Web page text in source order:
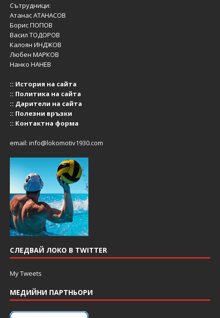
Сътрудници:
Атанас АТАНАСОВ
Борис ПОПОВ
Васил ТОДОРОВ
Калоян ИНДЖОВ
Любен МАРКОВ
Нанко НАНЕВ
:: История на сайта
:: Политика на сайта
:: Дарители на сайта
:: Полезни връзки
:: Контактна форма
email: info@lokomotiv1930.com
СЛЕДВАЙ ЛОКО В TWITTER
My Tweets
МЕДИЙНИ ПАРТНЬОРИ